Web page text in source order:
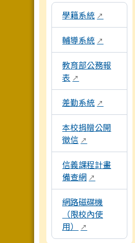
本區域包含校內行政
學籍系統 ↗
輔導系統 ↗
教育部公務報
表 ↗
差勤系統 ↗
本校捐贈公開
徵信 ↗
信義課程計畫
備查網 ↗
網路磁碟機
（限校內使
用）
↗